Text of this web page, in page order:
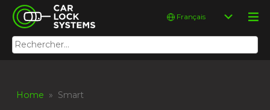
Skip
content
Car Lock Systems
Car Lock Systems
Rechercher :
Choisir
langue
Home » Smart